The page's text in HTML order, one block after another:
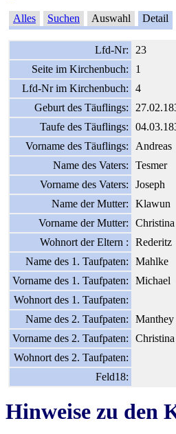
Alles Suchen Auswahl Detail
Lfd-Nr:
23
Seite im Kirchenbuch:
1
Lfd-Nr im Kirchenbuch:
4
Geburt des Täuflings:
Taufe des Täuflings:
Vorname des Täuflings:
Andreas
Name des Vaters:
Tesmer
Vorname des Vaters:
Joseph
Name der Mutter:
Klawun
Vorname der Mutter:
Christina
Wohnort der Eltern :
Rederitz
Name des 1. Taufpaten:
Mahlke
Vorname des 1. Taufpaten:
Michael
Wohnort des 1. Taufpaten:
Name des 2. Taufpaten:
Manthey
Vorname des 2. Taufpaten:
Christina
Wohnort des 2. Taufpaten:
Feld18:
Hinweise zu den